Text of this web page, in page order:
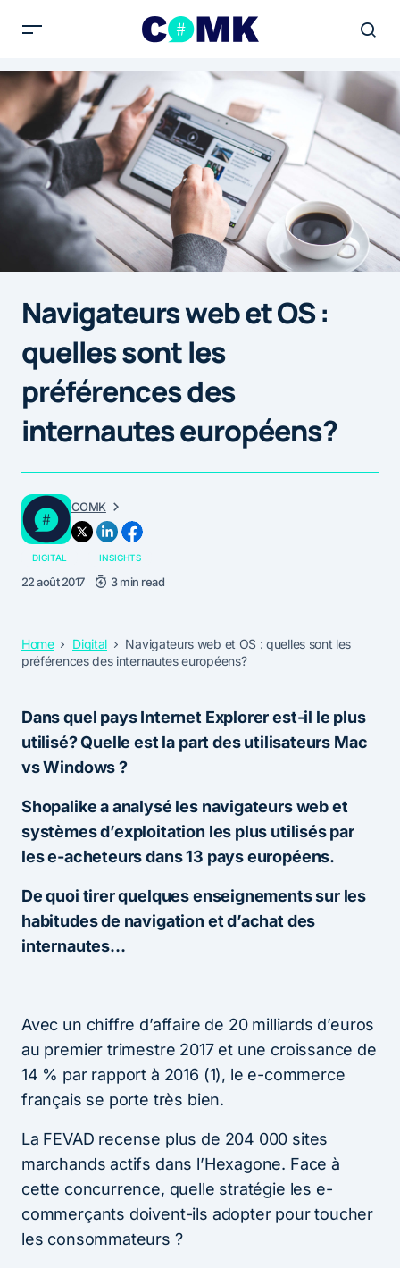
Navigateurs web et OS :
quelles sont les
préférences des
internautes européens?
COMK
DIGITAL INSIGHTS
22 août 2017 3 min read
Home Digital
Navigateurs web et OS : quelles sont les
préférences des internautes européens?
Dans quel pays Internet Explorer est-il le plus
utilisé? Quelle est la part des utilisateurs Mac
vs Windows ?
Shopalike a analysé les navigateurs web et
systèmes d’exploitation les plus utilisés par
les e-acheteurs dans 13 pays européens.
De quoi tirer quelques enseignements sur les
habitudes de navigation et d’achat des
internautes…
Avec un chiffre d’affaire de 20 milliards d’euros
au premier trimestre 2017 et une croissance de
14 % par rapport à 2016 (1), le e-commerce
français se porte très bien.
La FEVAD recense plus de 204 000 sites
marchands actifs dans l’Hexagone. Face à
cette concurrence, quelle stratégie les e-
commerçants doivent-ils adopter pour toucher
les consommateurs ?